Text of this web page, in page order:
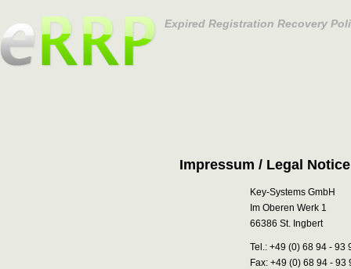
Expired Registration Recovery
Impressum / Legal Notice
Key-Systems GmbH
Im Oberen Werk 1
66386 St. Ingbert
Tel.: +49 (0) 68 94 - 93
Fax: +49 (0) 68 94 - 93